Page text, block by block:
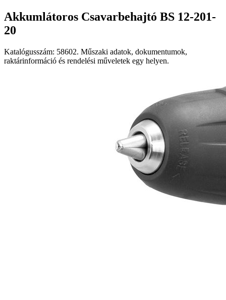
Akkumlátoros Csavarbehajtó BS 12-201-
20
Katalógusszám: 58602. Műszaki adatok, dokumentumok,
raktárinformáció és rendelési műveletek egy helyen.